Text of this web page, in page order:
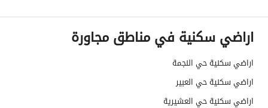
العقار مرهون
لا
العقار مقيد
لا
رقم الأرض
ملاحظات
اراضي سكنية في مناطق مجاورة
اراضي سكنية حي النجمة
اراضي سكنية حي العبير
اراضي سكنية حي العشيرية